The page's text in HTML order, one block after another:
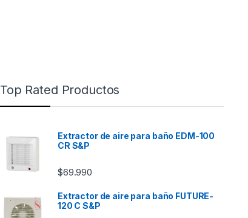
Top Rated Productos
Extractor de aire para baño EDM-100
CR S&P
$69.990
Extractor de aire para baño FUTURE-
120 C S&P